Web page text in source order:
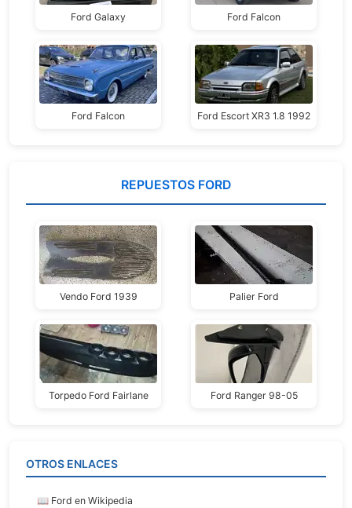
Ford Galaxy Ford Falcon
Ford Falcon Ford Escort XR3 1.8 1992
REPUESTOS FORD
Vendo Ford 1939 Palier Ford
Torpedo Ford Fairlane Ford Ranger 98-05
OTROS ENLACES
📖 Ford en Wikipedia